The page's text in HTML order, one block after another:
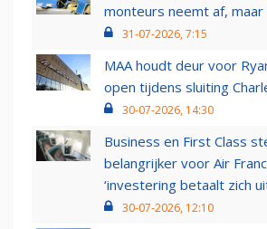
monteurs neemt af,
31-07-2026, 7:15
MAA houdt deur voor
open tijdens sluiting
30-07-2026, 14:30
Business en First Class
belangrijker voor Air
‘investering betaalt zich
30-07-2026, 12:10